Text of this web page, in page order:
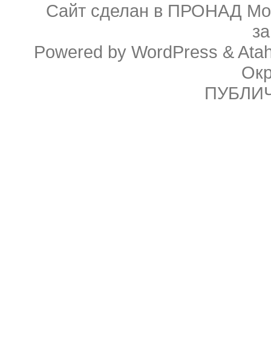
Сайт сделан в ПРОНАД
Powered by WordPress &